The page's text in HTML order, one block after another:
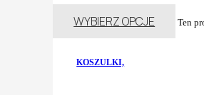
KOSZULKI,
WYBIERZ OPCJE Ten